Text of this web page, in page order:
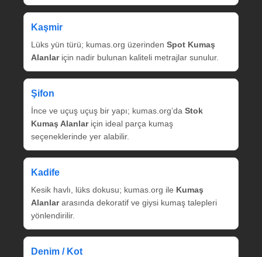
Kaşmir
Lüks yün türü; kumas.org üzerinden Spot Kumaş
Alanlariçin nadir bulunan kaliteli metrajlar sunulur.
Şifon
İnce ve uçuş uçuş bir yapı; kumas.org’da Stok
Kumaş Alanlariçin ideal parça kumaş
seçeneklerinde yer alabilir.
Kadife
Kesik havlı, lüks dokusu; kumas.org ile Kumaş
Alanlararasında dekoratif ve giysi kumaş talepleri
yönlendirilir.
Denim / Kot